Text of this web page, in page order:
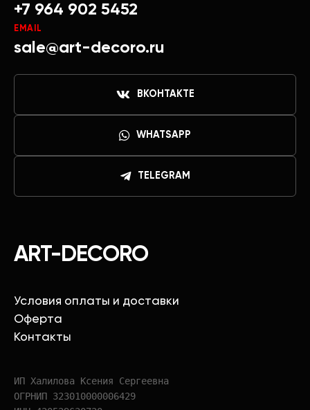
ART-DECORO
Условия оплаты и доставки
Оферта
Контакты
ИП Халилова Ксения Сергеевна
ОГРНИП 323010000006429
+7 964 902 5452
EMAIL
sale@art-decoro.ru
ВКОНТАКТЕ
WHATSAPP
TELEGRAM